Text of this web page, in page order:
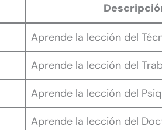
Aprende la lección del
Aprende la lección del
Aprende la lección del
Aprende la lección del